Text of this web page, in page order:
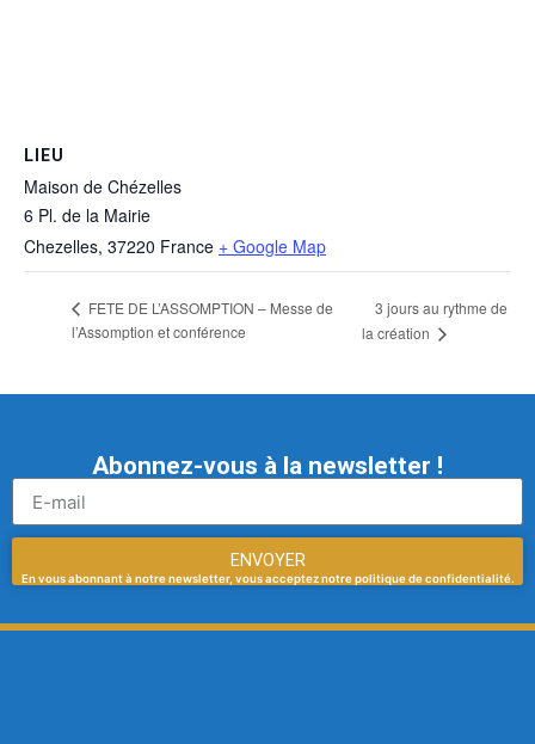
LIEU
Maison de Chézelles
6 Pl. de la Mairie
Chezelles, 37220 France + Google Map
FETE DE L’ASSOMPTION – Messe de
l’Assomption et conférence
3 jours au rythme de
la création
Abonnez-vous à la newsletter !
ENVOYER
En vous abonnant à notre newsletter, vous acceptez notre politique de confidentialité.